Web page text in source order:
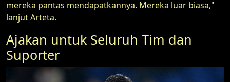
mereka pantas mendapatkannya. Mereka luar biasa,"
lanjut Arteta.
Ajakan untuk Seluruh Tim dan
Suporter